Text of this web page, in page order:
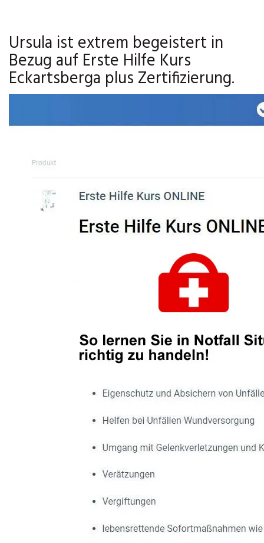
Ursula ist extrem begeistert in
Bezug auf Erste Hilfe Kurs
Eckartsberga plus Zertifizierung.